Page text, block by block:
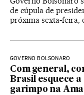
de cúpula de
próxima sexta-feira,
GOVERNO BOLSONARO
Com general,
Brasil esquece
garimpo na